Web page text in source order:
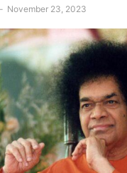
- November 23, 2023